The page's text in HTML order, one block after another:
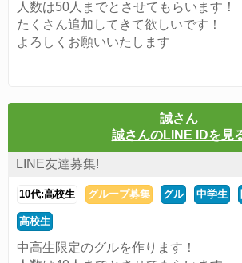
人数は50人までとさせてもらいます！
たくさん追加してきて欲しいです！
よろしくお願いいたします
誠さん
誠さんのLINE IDを見
LINE友達募集!
10代:高校生 グループ募集 グル 中学生
高校生
中高生限定のグルを作ります！